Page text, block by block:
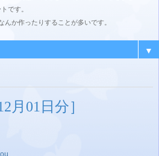
です。
んか作ったりすることが多いです。
▼
月01日分］